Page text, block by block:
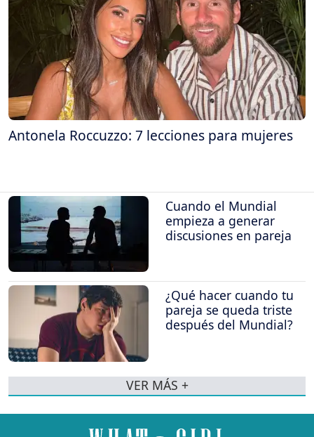
Antonela Roccuzzo: 7 lecciones para mujeres
Cuando el Mundial
empieza a generar
discusiones en pareja
¿Qué hacer cuando tu
pareja se queda triste
después del Mundial?
VER MÁS +